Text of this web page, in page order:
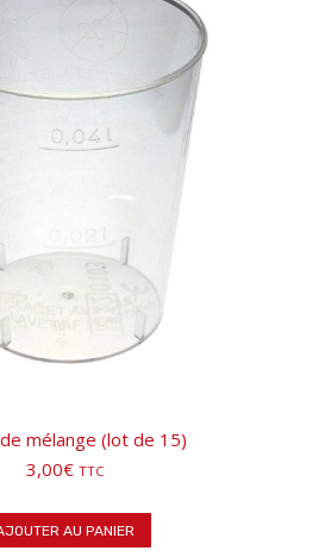
mélange (lot de 15)
3,00€ TTC
AU PANIER